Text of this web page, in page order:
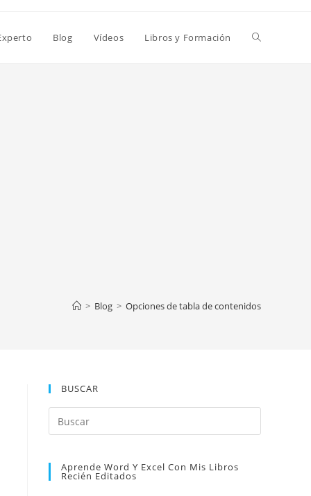
Blog Vídeos Libros y Formación Alternar
> Blog > Opciones de tabla de contenidos
BUSCAR
Escape
Aprende Word Y Excel Con Mis Libros
Recién Editados